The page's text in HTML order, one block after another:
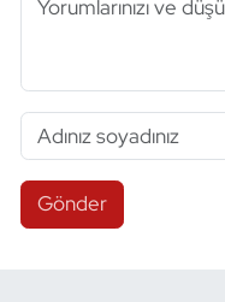
Gönder